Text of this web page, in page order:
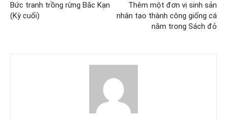
Bức tranh trồng rừng Bắc Kạn
(Kỳ cuối)
Thêm một đơn vị sinh sản
nhân tạo thành công giống cá
nằm trong Sách đỏ